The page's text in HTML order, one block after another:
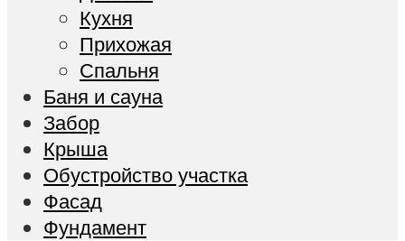
Кухня
Прихожая
Спальня
Баня и сауна
Забор
Крыша
Обустройство участка
Фасад
Фундамент